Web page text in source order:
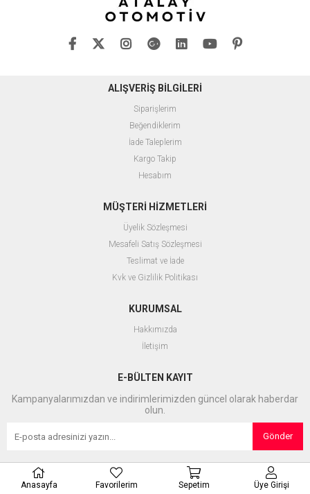
ALIŞVERİŞ BİLGİLERİ
Siparişlerim
Beğendiklerim
İade Taleplerim
Kargo Takip
Hesabım
MÜŞTERİ HİZMETLERİ
Üyelik Sözleşmesi
Mesafeli Satış Sözleşmesi
Teslimat ve İade
Kvk ve Gizlilik Politikası
KURUMSAL
Hakkımızda
İletişim
E-BÜLTEN KAYIT
Kampanyalarımızdan ve indirimlerimizden güncel olarak haberdar
olun.
Gönder
Anasayfa Favorilerim Sepetim Üye Girişi